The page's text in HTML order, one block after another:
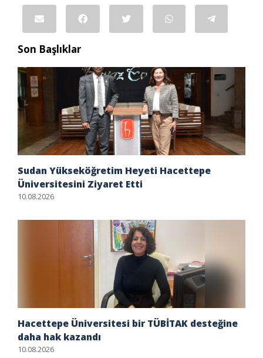
Son Başlıklar
Sudan Yükseköğretim Heyeti Hacettepe
Üniversitesini Ziyaret Etti
10.08.2026
Hacettepe Üniversitesi bir TÜBİTAK desteğine
daha hak kazandı
10.08.2026